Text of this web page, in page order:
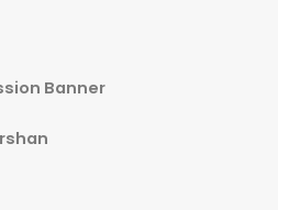
Banner